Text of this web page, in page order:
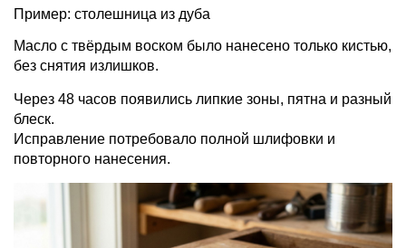
Пример: столешница из дуба
Масло с твёрдым воском было нанесено только кистью,
без снятия излишков.
Через 48 часов появились липкие зоны, пятна и разный
блеск.
Исправление потребовало полной шлифовки и
повторного нанесения.